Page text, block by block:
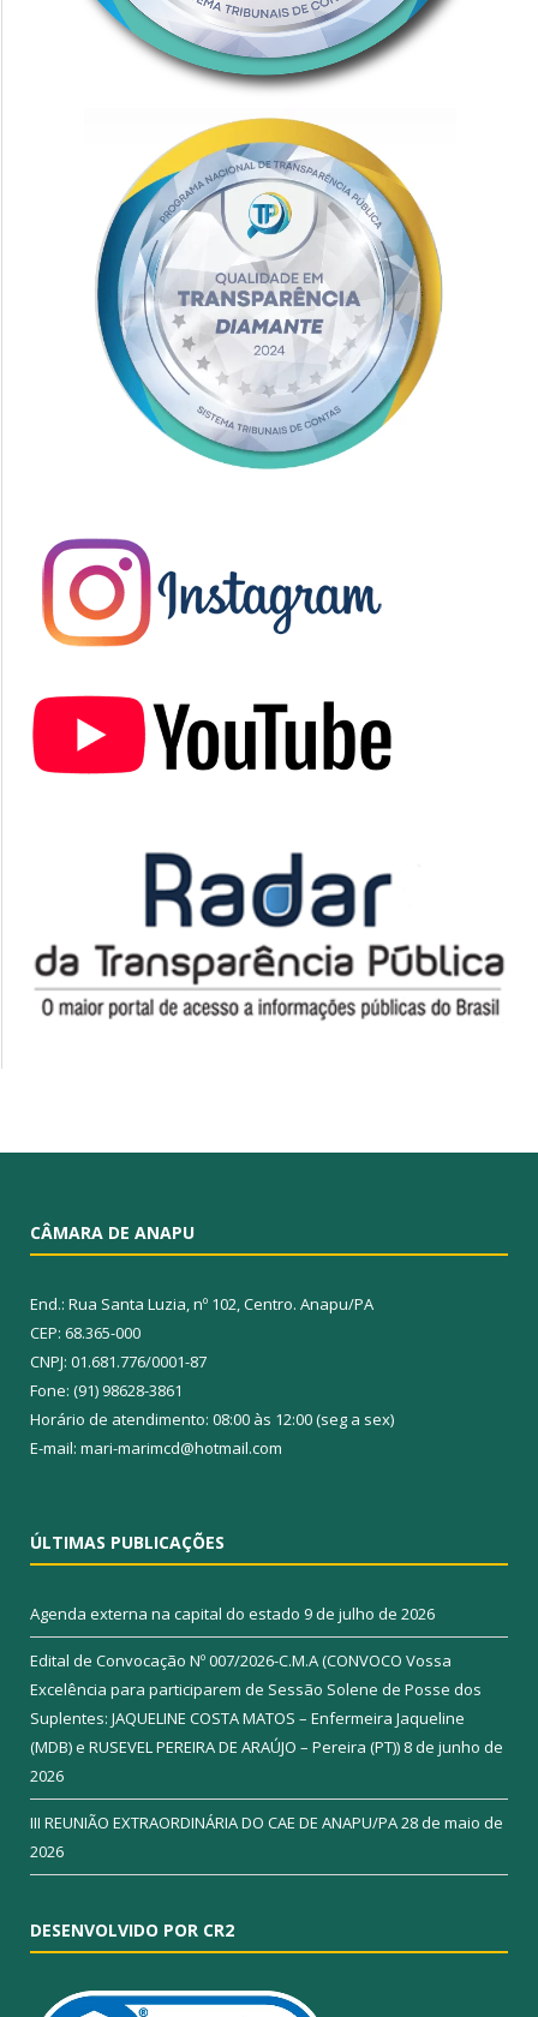
CÂMARA DE ANAPU
End.: Rua Santa Luzia, nº 102, Centro. Anapu/PA
CEP: 68.365-000
CNPJ: 01.681.776/0001-87
Fone: (91) 98628-3861
Horário de atendimento: 08:00 às 12:00 (seg a sex)
E-mail: mari-marimcd@hotmail.com
ÚLTIMAS PUBLICAÇÕES
Agenda externa na capital do estado 9 de julho de 2026
Edital de Convocação Nº 007/2026-C.M.A (CONVOCO Vossa
Excelência para participarem de Sessão Solene de Posse dos
Suplentes: JAQUELINE COSTA MATOS – Enfermeira Jaqueline
(MDB) e RUSEVEL PEREIRA DE ARAÚJO – Pereira (PT)) 8 de junho de
2026
III REUNIÃO EXTRAORDINÁRIA DO CAE DE ANAPU/PA28 de maio de
2026
DESENVOLVIDO POR CR2